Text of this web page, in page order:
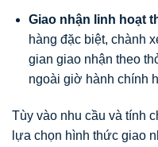
Giao nhận linh hoạt
hàng đặc biệt, chành
gian giao nhận theo
ngoài giờ hành chính
Tùy vào nhu cầu và tính
lựa chọn hình thức giao